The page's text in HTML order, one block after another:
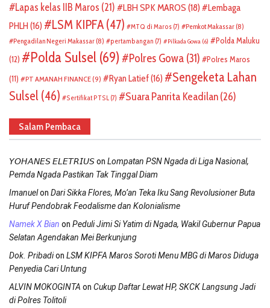
Lapas kelas IIB Maros (21) LBH SPK MAROS (18)
Lembaga
PHLH (16) LSM KIPFA (47) MTQ di Maros (7) Pemkot Makassar (8)
Pengadilan Negeri Makassar (8) pertambangan (7) Pilkada Gowa (6)
Polda Maluku
(12)
Polda Sulsel (69) Polres Gowa (31)
Polres Maros
(11)
PT AMANAH FINANCE(9) Ryan Latief(16)
Sengeketa Lahan
Sulsel (46) Sertifikat PTSL (7) Suara Panrita Keadilan(26)
Salam Pembaca
𝘠𝘖𝘏𝘈𝘕𝘌𝘚 𝘌𝘓𝘌𝘛𝘙𝘐𝘜𝘚on Lompatan PSN Ngada di Liga Nasional,
Pemda Ngada Pastikan Tak Tinggal Diam
Imanuelon Dari Sikka Flores, Mo’an Teka Iku Sang Revolusioner Buta
Huruf Pendobrak Feodalisme dan Kolonialisme
Namek X Bian on Peduli Jimi Si Yatim di Ngada, Wakil Gubernur Papua
Selatan Agendakan Mei Berkunjung
Dok. Pribadion LSM KIPFA Maros Soroti Menu MBG di Maros Diduga
Penyedia Cari Untung
ALVIN MOKOGINTA on Cukup Daftar Lewat HP, SKCK Langsung Jadi
di Polres Tolitoli